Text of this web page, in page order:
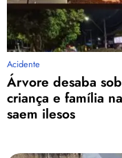
Acidente
Árvore desaba
criança e família
saem ilesos